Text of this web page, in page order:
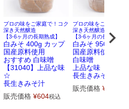
プロの味をご家庭で！コク
深き天然醸造
【3-6ヶ月の長期熟成】
白みそ 400g カップ
国産原料使用
おすすめ 白味噌
【31040】上品な味
☆
長生きみそ汁
販売価格 ¥604税込
プロの味をご家庭で！
深き天然醸造
【3-6ヶ月の長期熟成】
白みそ 950g カッ
国産原料使用
白味噌
上品な味
長生きみそ汁に
販売価格 ¥